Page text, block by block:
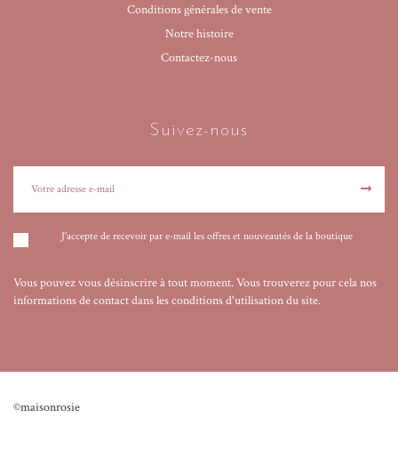
Conditions générales de vente
Notre histoire
Contactez-nous
Suivez-nous
J'accepte de recevoir par e-mail les offres et nouveautés de la boutique
Vous pouvez vous désinscrire à tout moment. Vous trouverez pour cela nos
informations de contact dans les conditions d'utilisation du site.
©maisonrosie